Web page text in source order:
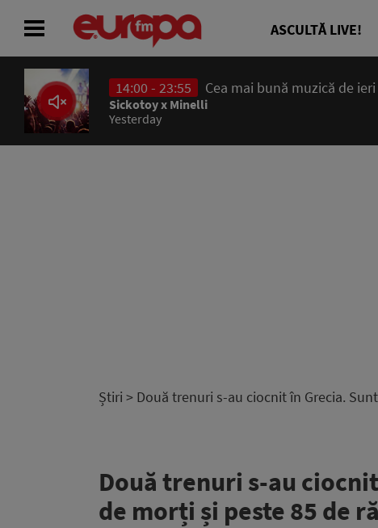
ASCULTĂ LIVE!
14:00 - 23:55 Cea mai bună muzică de
Sickotoy x Minelli
Yesterday
Știri > Două trenuri s-au ciocnit în Grecia.
Două trenuri s-au
de morți și peste 85 de
ACASĂ
ȘTIRI